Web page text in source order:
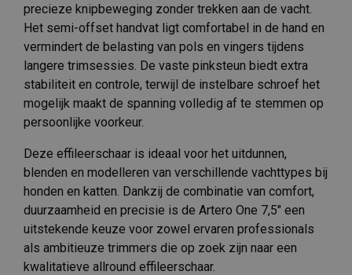
precieze knipbeweging zonder trekken aan de vacht.
Het semi-offset handvat ligt comfortabel in de hand en
vermindert de belasting van pols en vingers tijdens
langere trimsessies. De vaste pinksteun biedt extra
stabiliteit en controle, terwijl de instelbare schroef het
mogelijk maakt de spanning volledig af te stemmen op
persoonlijke voorkeur.
Deze effileerschaar is ideaal voor het uitdunnen,
blenden en modelleren van verschillende vachttypes bij
honden en katten. Dankzij de combinatie van comfort,
duurzaamheid en precisie is de Artero One 7,5″ een
uitstekende keuze voor zowel ervaren professionals
als ambitieuze trimmers die op zoek zijn naar een
kwalitatieve allround effileerschaar.